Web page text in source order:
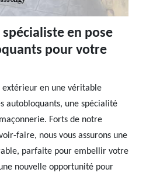
en pose
pour votre
extérieur en une véritable
autobloquants, une spécialité
Forts de notre
faire, nous vous assurons une
parfaite pour embellir votre
nouvelle opportunité pour